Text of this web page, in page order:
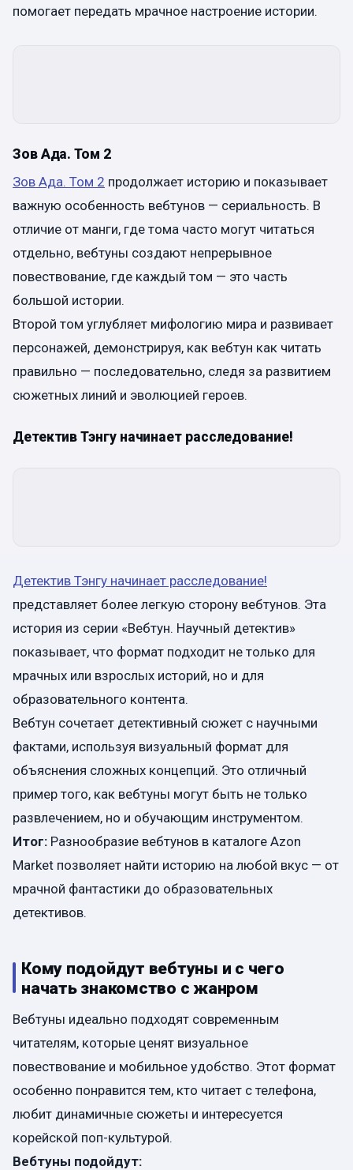
помогает передать мрачное настроение истории.
Зов Ада. Том 2
Зов Ада. Том 2 продолжает историю и показывает
важную особенность вебтунов — сериальность. В
отличие от манги, где тома часто могут читаться
отдельно, вебтуны создают непрерывное
повествование, где каждый том — это часть
большой истории.
Второй том углубляет мифологию мира и развивает
персонажей, демонстрируя, как вебтун как читать
правильно — последовательно, следя за развитием
сюжетных линий и эволюцией героев.
Детектив Тэнгу начинает расследование!
Детектив Тэнгу начинает расследование!
представляет более легкую сторону вебтунов. Эта
история из серии «Вебтун. Научный детектив»
показывает, что формат подходит не только для
мрачных или взрослых историй, но и для
образовательного контента.
Вебтун сочетает детективный сюжет с научными
фактами, используя визуальный формат для
объяснения сложных концепций. Это отличный
пример того, как вебтуны могут быть не только
развлечением, но и обучающим инструментом.
Итог: Разнообразие вебтунов в каталоге Azon
Market позволяет найти историю на любой вкус — от
мрачной фантастики до образовательных
детективов.
Кому подойдут вебтуны и с чего
начать знакомство с жанром
Вебтуны идеально подходят современным
читателям, которые ценят визуальное
повествование и мобильное удобство. Этот формат
особенно понравится тем, кто читает с телефона,
любит динамичные сюжеты и интересуется
корейской поп-культурой.
Вебтуны подойдут: